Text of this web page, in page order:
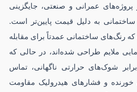
پروژه‌های عمرانی و صنعتی، جایگزینی
ساختمانی به دلیل قیمت پایین‌تر است.
رنگ‌های ساختمانی عمدتاً برای مقابله
ملایم طراحی شده‌اند، در حالی که
شوک‌های حرارتی ناگهانی، تماس
خورنده و فشارهای هیدرولیک مقاومت